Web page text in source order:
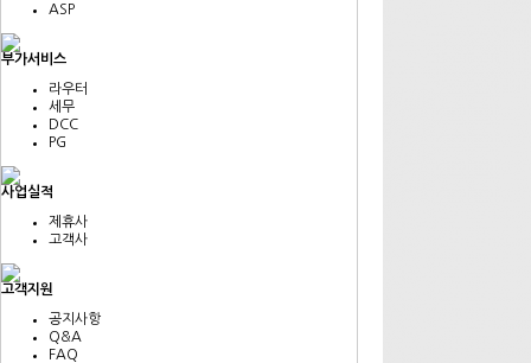
ASP
부가서비스
라우터
세무
DCC
PG
사업실적
제휴사
고객사
고객지원
공지사항
Q&A
FAQ